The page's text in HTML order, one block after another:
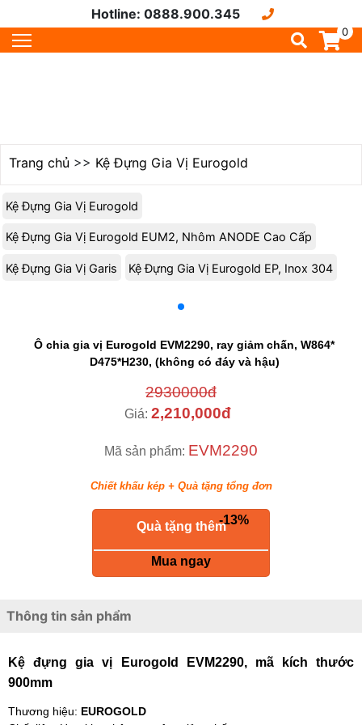
Hotline: 0888.900.345
0
Trang chủ >> Kệ Đựng Gia Vị Eurogold
Kệ Đựng Gia Vị Eurogold
Kệ Đựng Gia Vị Eurogold EUM2, Nhôm ANODE Cao Cấp
Kệ Đựng Gia Vị Garis Kệ Đựng Gia Vị Eurogold EP, Inox 304
Ô chia gia vị Eurogold EVM2290, ray giảm chấn, W864*
D475*H230, (không có đáy và hậu)
2930000đ
Giá: 2,210,000đ
Mã sản phẩm: EVM2290
Chiết khấu kép + Quà tặng tổng đơn
-13%
Quà tặng thêmkeyboard_return
Mua ngay
900mm
Chất liệu: Hợp kim nhôm, ray âm giảm chấn